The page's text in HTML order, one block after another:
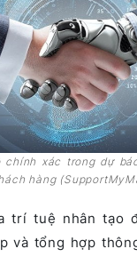
chính xác trong dự
hàng
trí tuệ nhân tạo
và tổng hợp